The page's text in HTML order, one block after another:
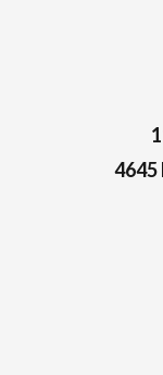
4645